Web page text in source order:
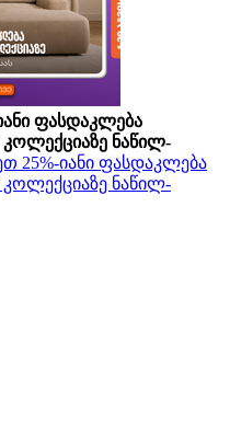
ფასდაკლება
ნაწილ-
25%-იანი ფასდაკლება
ნაწილ-